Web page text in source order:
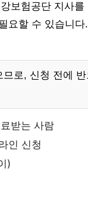
보험공단 지사
요할 수 있습니
로, 신청 전에
받는 사람
인 신청
)